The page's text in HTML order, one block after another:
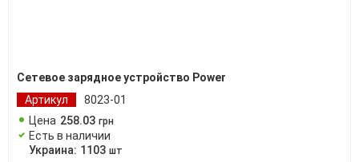
Сетевое зарядное устройство Power
Артикул
8023-01
Цена 258.03 грн
Есть в наличии
Украина: 1103 шт